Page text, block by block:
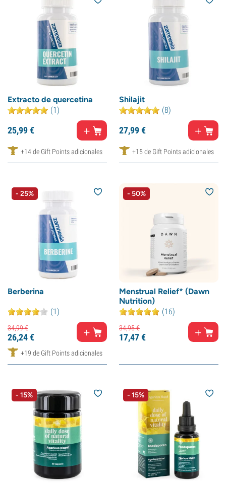
Extracto de quercetina
(1)
25,99€
+14 de Gift Points adicionales
Shilajit
(8)
27,99€
+15 de Gift Points adicionales
- 25%
Berberina
(1)
34,99€
26,24€
+19 de Gift Points adicionales
- 50%
Menstrual Relief* (Dawn
Nutrition)
(16)
34,95€
17,47€
- 15% - 15%